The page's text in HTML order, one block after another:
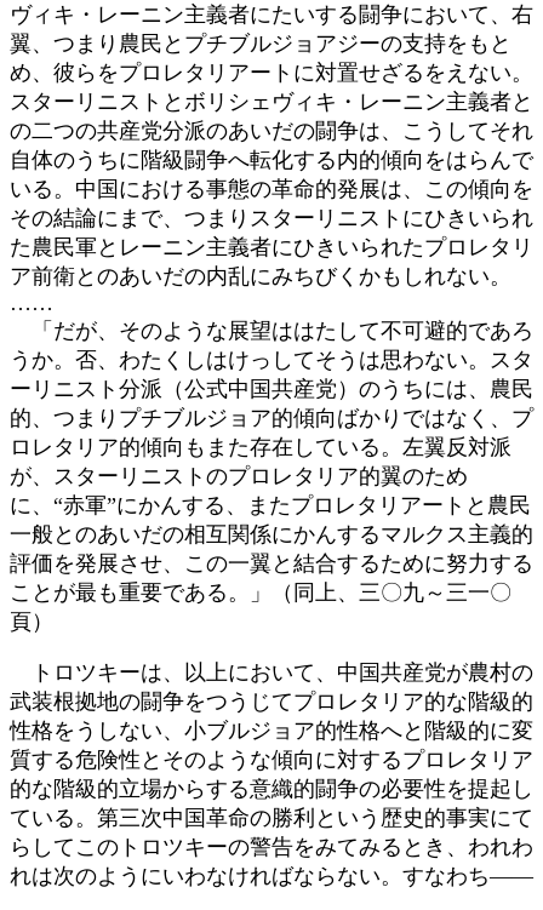
ヴィキ・レーニン主義者にたいする闘争において、右
翼、つまり農民とプチブルジョアジーの支持をもと
め、彼らをプロレタリアートに対置せざるをえない。
スターリニストとボリシェヴィキ・レーニン主義者と
の二つの共産党分派のあいだの闘争は、こうしてそれ
自体のうちに階級闘争へ転化する内的傾向をはらんで
いる。中国における事態の革命的発展は、この傾向を
その結論にまで、つまりスターリニストにひきいられ
た農民軍とレーニン主義者にひきいられたプロレタリ
ア前衛とのあいだの内乱にみちびくかもしれない。
……
「だが、そのような展望ははたして不可避的であろ
うか。否、わたくしはけっしてそうは思わない。スタ
ーリニスト分派（公式中国共産党）のうちには、農民
的、つまりプチブルジョア的傾向ばかりではなく、プ
ロレタリア的傾向もまた存在している。左翼反対派
が、スターリニストのプロレタリア的翼のため
に、“赤軍”にかんする、またプロレタリアートと農民
一般とのあいだの相互関係にかんするマルクス主義的
評価を発展させ、この一翼と結合するために努力する
ことが最も重要である。」（同上、三〇九～三一〇
頁）
トロツキーは、以上において、中国共産党が農村の
武装根拠地の闘争をつうじてプロレタリア的な階級的
性格をうしない、小ブルジョア的性格へと階級的に変
質する危険性とそのような傾向に対するプロレタリア
的な階級的立場からする意織的闘争の必要性を提起し
ている。第三次中国革命の勝利という歴史的事実にて
らしてこのトロツキーの警告をみてみるとき、われわ
れは次のようにいわなければならない。すなわち――